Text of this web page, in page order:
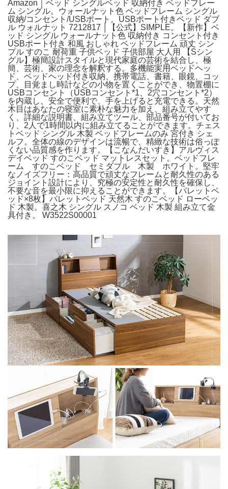
Amazon｜ベッド シングルベッド 収納付き ベッドフレー
ム シングル。ウォールナット色 ベッドフレーム シングル
収納/コンセント/USBポート。USBポート付きベッド ダブ
ル ウォルナット 7212817 │【公式】SIMPLE。【新作】ベ
ッド シングル ウォールナット色 収納付き コンセント付き
USBポート付き 和風 おしゃれ ベッドフレーム 頑丈 シン
プル すのこ 耐荷重 子供ベッド 子供部屋 大人用 【Sシン
グル】極簡設計スタイルと現代家庭の芸術を結合し、極
簡、芸術、家の理念を解釈する。多機能実用ベッドヘッ
ド、ベッドヘッド付き収納、携帯電話、書籍、眼鏡、コッ
プ、目覚まし時計などの小物を置くことができ、物置棚に
USBコンセント（USBコンセント*1、2穴コンセント*2）
を内蔵し、安全で便利で、手を上げると充電できる。天然
木目はあなたの寝室に素朴な魅力を加え、組み立てやす
く、詳細な説明書、組み立てツール、部品番号が付いてお
り、2人で1時間以内に組み立てることができます。チェス
トベッド シングル 木製 ベッドフレームのみ 宮付き シェ
ルフ。全体の線のデザインは流暢で、精緻な技術は俗っぽ
くない品質感を作ります。【こなんだいすき】アルヴィス
デイベッド すのこベッド マットレスセット。ベッドフレ
ーム すのこベッド セミダブル 木製 ホワイト。堅牢
なノイズフリー：高品質で頑丈なフレームと耐久性のある
ジョイント設計により、究極の安定性と耐久性を確保し、
不要な音を最小限に抑えることができます。【パレットベ
ッド×8枚】パレットベッド 天然木 すのこベッド ローベッ
ド 木製。喜之木 シングル スノコ ベッド 木製 組み立て金
具付き。 W3522S00001